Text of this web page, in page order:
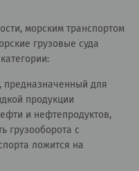
морским транспортом
грузовые суда
предназначенный для
продукции
и нефтепродуктов,
грузооборота с
ложится на